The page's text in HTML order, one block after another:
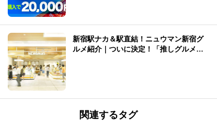
新宿駅ナカ＆駅直結！ニュウマン新宿グ
ルメ紹介｜ついに決定！「推しグルメ総
関連するタグ